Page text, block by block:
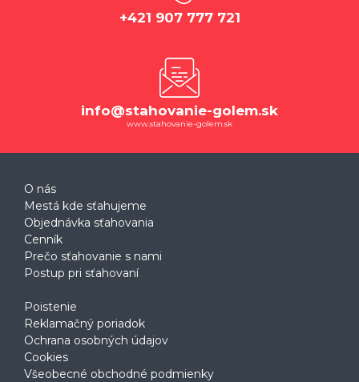
+421 907 777 721
info@stahovanie-golem.sk
www.stahovanie-golem.sk
O nás
Mestá kde sťahujeme
Objednávka sťahovania
Cenník
Prečo sťahovanie s nami
Postup pri sťahovaní
Poistenie
Reklamačný poriadok
Ochrana osobných údajov
Cookies
Všeobecné obchodné podmienky